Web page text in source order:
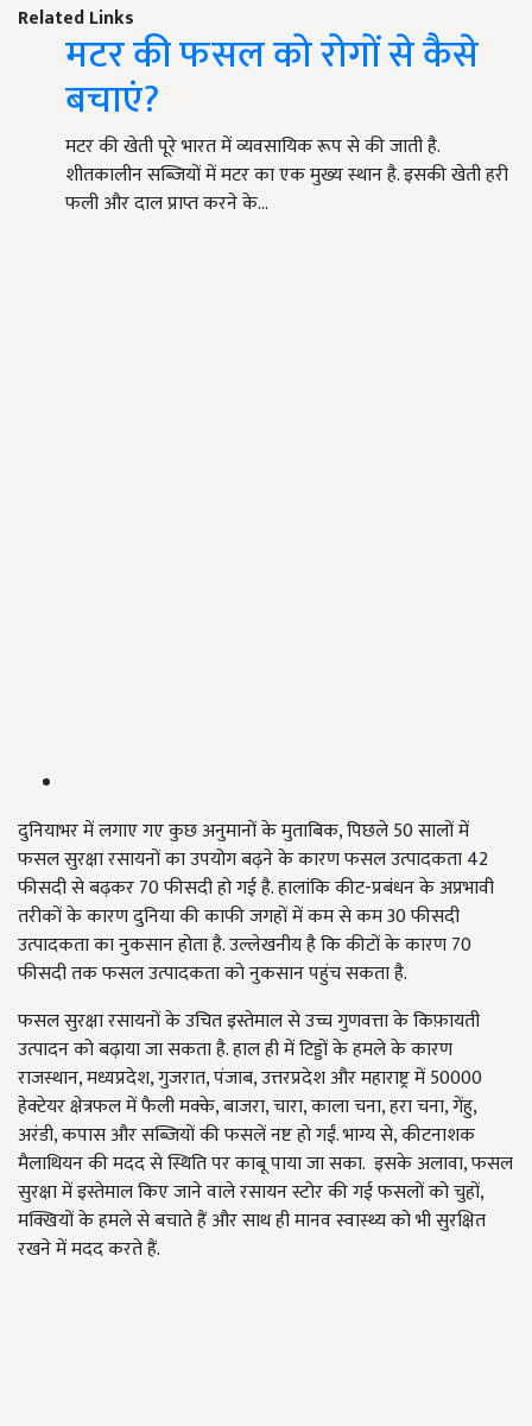
Related Links
मटर की फसल को रोगों से कैसे
बचाएं?
मटर की खेती पूरे भारत में व्यवसायिक रूप से की जाती है.
शीतकालीन सब्जियों में मटर का एक मुख्य स्थान है. इसकी खेती हरी
फली और दाल प्राप्त करने के…
दुनियाभर में लगाए गए कुछ अनुमानों के मुताबिक, पिछले 50 सालों में
फसल सुरक्षा रसायनों का उपयोग बढ़ने के कारण फसल उत्पादकता 42
फीसदी से बढ़कर 70 फीसदी हो गई है. हालांकि कीट-प्रबंधन के अप्रभावी
तरीकों के कारण दुनिया की काफी जगहों में कम से कम 30 फीसदी
उत्पादकता का नुकसान होता है. उल्लेखनीय है कि कीटों के कारण 70
फीसदी तक फसल उत्पादकता को नुकसान पहुंच सकता है.
फसल सुरक्षा रसायनों के उचित इस्तेमाल से उच्च गुणवत्ता के किफ़ायती
उत्पादन को बढ़ाया जा सकता है. हाल ही में टिड्डों के हमले के कारण
राजस्थान, मध्यप्रदेश, गुजरात, पंजाब, उत्तरप्रदेश और महाराष्ट्र में 50000
हेक्टेयर क्षेत्रफल में फैली मक्के, बाजरा, चारा, काला चना, हरा चना, गेंहु,
अरंडी, कपास और सब्ज़ियों की फसलें नष्ट हो गईं. भाग्य से, कीटनाशक
मैलाथियन की मदद से स्थिति पर काबू पाया जा सका. इसके अलावा, फसल
सुरक्षा में इस्तेमाल किए जाने वाले रसायन स्टोर की गई फसलों को चुहों,
मक्खियों के हमले से बचाते हैं और साथ ही मानव स्वास्थ्य को भी सुरक्षित
रखने में मदद करते हैं.